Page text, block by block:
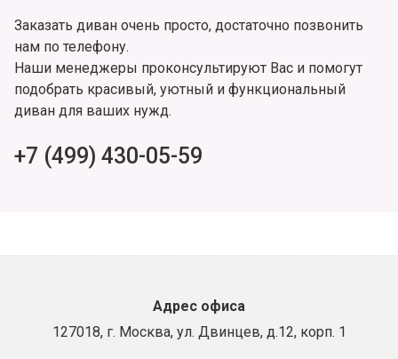
Заказать диван очень просто, достаточно позвонить
нам по телефону.
Наши менеджеры проконсультируют Вас и помогут
подобрать красивый, уютный и функциональный
диван для ваших нужд.
+7 (499) 430-05-59
Адрес офиса
127018, г. Москва, ул. Двинцев, д.12, корп. 1